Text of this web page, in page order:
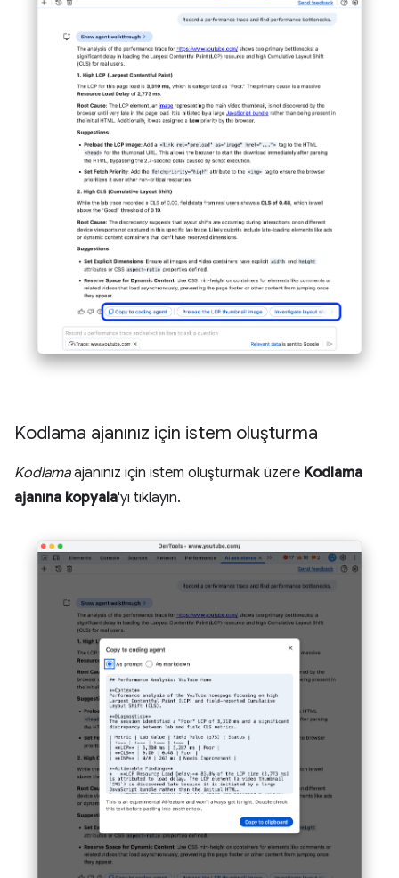
Kodlama ajanınız için istem oluşturma
Kodlamaajanınız için istem oluşturmak üzere Kodlama
ajanına kopyala'yı tıklayın.